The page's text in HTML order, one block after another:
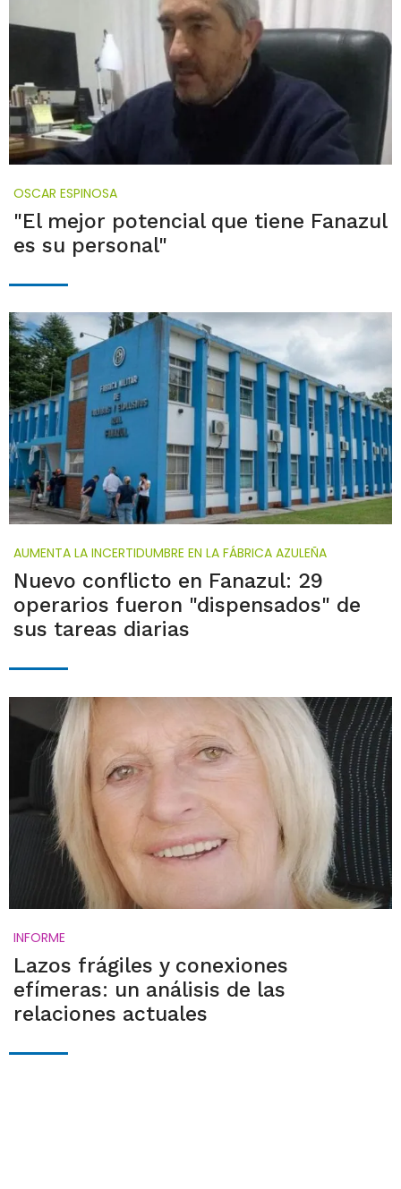
OSCAR ESPINOSA
"El mejor potencial que tiene Fanazul
es su personal"
AUMENTA LA INCERTIDUMBRE EN LA FÁBRICA AZULEÑA
Nuevo conflicto en Fanazul: 29
operarios fueron "dispensados" de
sus tareas diarias
INFORME
Lazos frágiles y conexiones
efímeras: un análisis de las
relaciones actuales